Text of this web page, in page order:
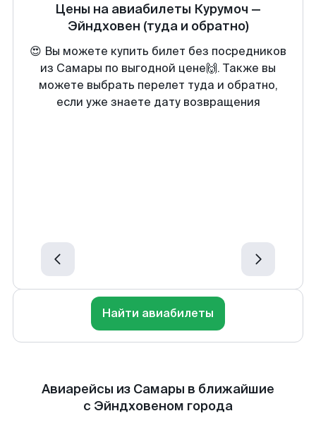
Цены на авиабилеты Курумоч —
Эйндховен (туда и обратно)
😍 Вы можете купить билет без посредников
из Самары по выгодной цене🙌. Также вы
можете выбрать перелет туда и обратно,
если уже знаете дату возвращения
Найти авиабилеты
Авиарейсы из Самары в ближайшие
с Эйндховеном города